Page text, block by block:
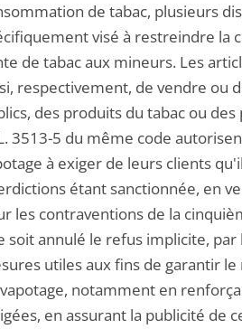
de tabac, plusieurs
visé à restreindre la
de tabac aux mineurs. Les
respectivement, de vendre ou
des produits du tabac ou
3513-5 du même code
à exiger de leurs clients
étant sanctionnée, en
les contraventions de la
soit annulé le refus implicite,
utiles aux fins de garantir
notamment en
en assurant la publicité de